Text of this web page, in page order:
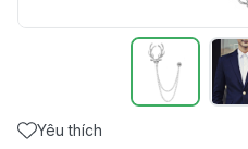
Yêu thích